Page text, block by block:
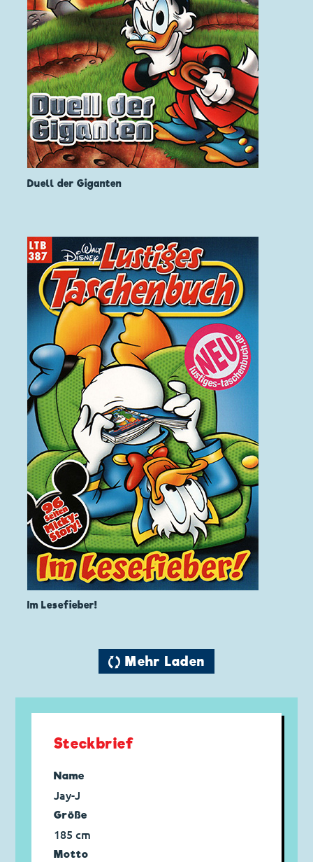
Duell der Giganten
Im Lesefieber!
🔄 Mehr Laden
Steckbrief
Name
Jay-J
Größe
185 cm
Motto